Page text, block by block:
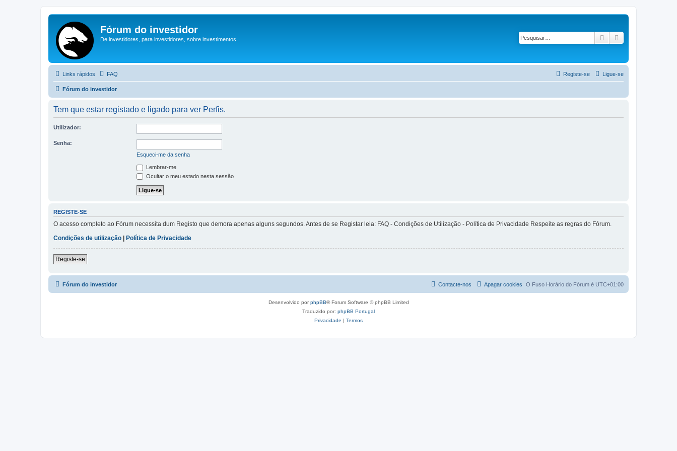
Fórum do investidor
De investidores, para investidores, sobre investimentos Pesquisar
Links rápidos FAQ Ligue-se
Registe-se
Fórum do investidor
Tem que estar registado e ligado para ver Perfis.
Utilizador:
Senha:
Esqueci-me da senha
Lembrar-me
Ocultar o meu estado nesta sessão
REGISTE-SE
O acesso completo ao Fórum necessita dum Registo que demora apenas alguns segundos. Antes de se Registar leia: FAQ - Condições de Utilização - Política de Privacidade Respeite as regras do Fórum.
Condições de utilização | Política de Privacidade
Registe-se
Fórum do investidor O Fuso Horário do Fórum é UTC+01:00
Apagar cookies
Contacte-nos
Desenvolvido porphpBB® Forum Software © phpBB Limited
Traduzido por: phpBB Portugal
Privacidade | Termos